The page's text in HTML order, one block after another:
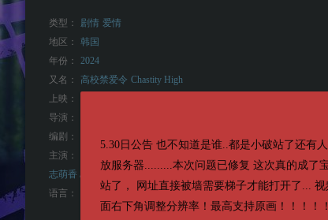
5.30日公告 也不知道是谁..都是小破站了还有
放服务器.........本次问题已修复 这次真的成了
站了， 网址直接被墙需要梯子才能打开了... 视
面右下角调整分辨率！最高支持原画！！！！
类型： 剧情 爱情
地区：
韩国
年份：
2024
又名：
高校禁爱令 Chastity High
上映：
导演：
编剧：
首藤凛
主演：
见上爱 / 宫世琉弥 / 水泽林太郎 / 丰田裕大 / 秋田汐梨 / 和
志萌香 / 户田昌宏 / 板桥骏谷 / 游井亮子 / 梅舟惟永 / 奥贯薫 / 真岛
语言：